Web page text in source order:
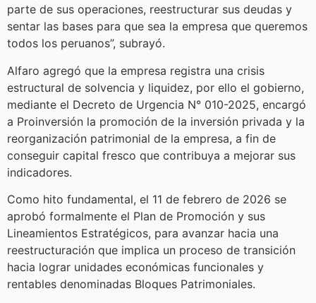
parte de sus operaciones, reestructurar sus deudas y
sentar las bases para que sea la empresa que queremos
todos los peruanos”, subrayó.
Alfaro agregó que la empresa registra una crisis
estructural de solvencia y liquidez, por ello el gobierno,
mediante el Decreto de Urgencia N° 010-2025, encargó
a Proinversión la promoción de la inversión privada y la
reorganización patrimonial de la empresa, a fin de
conseguir capital fresco que contribuya a mejorar sus
indicadores.
Como hito fundamental, el 11 de febrero de 2026 se
aprobó formalmente el Plan de Promoción y sus
Lineamientos Estratégicos, para avanzar hacia una
reestructuración que implica un proceso de transición
hacia lograr unidades económicas funcionales y
rentables denominadas Bloques Patrimoniales.